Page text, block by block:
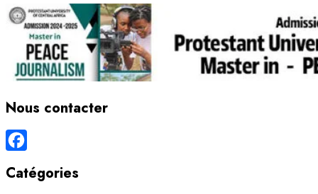
Nous contacter
Catégories